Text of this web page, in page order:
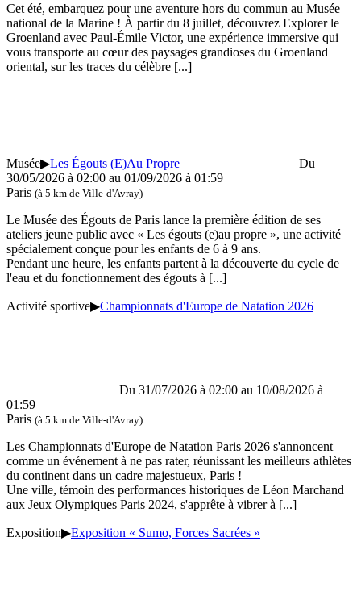
Cet été, embarquez pour une aventure hors du commun au Musée
national de la Marine ! À partir du 8 juillet, découvrez Explorer le
Groenland avec Paul-Émile Victor, une expérience immersive qui
vous transporte au cœur des paysages grandioses du Groenland
oriental, sur les traces du célèbre [...]
Musée▶Les Égouts (E)Au Propre
Du
30/05/2026 à 02:00 au 01/09/2026 à 01:59
Paris (à 5 km de Ville-d'Avray)
Le Musée des Égouts de Paris lance la première édition de ses
ateliers jeune public avec « Les égouts (e)au propre », une activité
spécialement conçue pour les enfants de 6 à 9 ans.
Pendant une heure, les enfants partent à la découverte du cycle de
l'eau et du fonctionnement des égouts à [...]
Activité sportive▶Championnats d'Europe de Natation 2026
Du 31/07/2026 à 02:00 au 10/08/2026 à
01:59
Paris (à 5 km de Ville-d'Avray)
Les Championnats d'Europe de Natation Paris 2026 s'annoncent
comme un événement à ne pas rater, réunissant les meilleurs athlètes
du continent dans un cadre majestueux, Paris !
Une ville, témoin des performances historiques de Léon Marchand
aux Jeux Olympiques Paris 2024, s'apprête à vibrer à [...]
Exposition▶Exposition « Sumo, Forces Sacrées »